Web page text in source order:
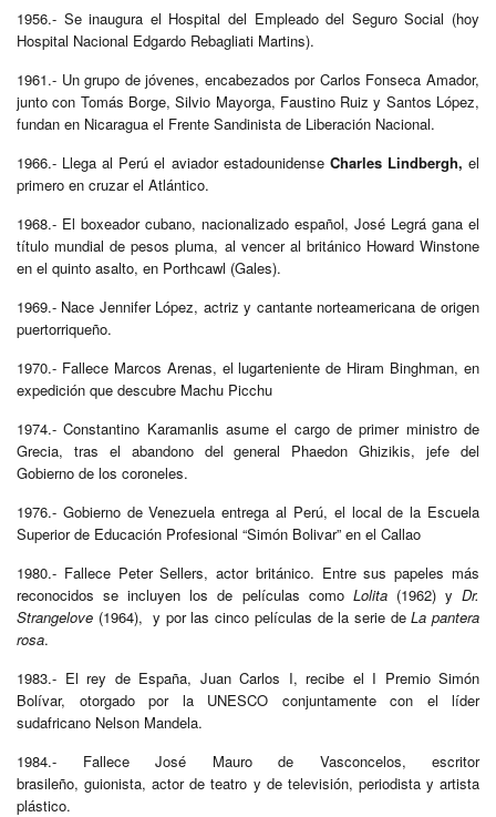
1956.- Se inaugura el Hospital del Empleado del Seguro Social (hoy
Hospital Nacional Edgardo Rebagliati Martins).
1961.- Un grupo de jóvenes, encabezados por Carlos Fonseca Amador,
junto con Tomás Borge, Silvio Mayorga, Faustino Ruiz y Santos López,
fundan en Nicaragua el Frente Sandinista de Liberación Nacional.
1966.- Llega al Perú el aviador estadounidense Charles Lindbergh, el
primero en cruzar el Atlántico.
1968.- El boxeador cubano, nacionalizado español, José Legrá gana el
título mundial de pesos pluma, al vencer al británico Howard Winstone
en el quinto asalto, en Porthcawl (Gales).
1969.- Nace Jennifer López, actriz y cantante norteamericana de origen
puertorriqueño.
1970.- Fallece Marcos Arenas, el lugarteniente de Hiram Binghman, en
expedición que descubre Machu Picchu
1974.- Constantino Karamanlis asume el cargo de primer ministro de
Grecia, tras el abandono del general Phaedon Ghizikis, jefe del
Gobierno de los coroneles.
1976.- Gobierno de Venezuela entrega al Perú, el local de la Escuela
Superior de Educación Profesional “Simón Bolivar” en el Callao
1980.- Fallece Peter Sellers, actor británico. Entre sus papeles más
reconocidos se incluyen los de películas como Lolita(1962) yDr.
Strangelove (1964), y por las cinco películas de la serie deLa pantera
rosa.
1983.- El rey de España, Juan Carlos I, recibe el I Premio Simón
Bolívar, otorgado por la UNESCO conjuntamente con el líder
sudafricano Nelson Mandela.
1984.- Fallece José Mauro de Vasconcelos, escritor
brasileño, guionista, actor de teatro y de televisión, periodista y artista
plástico.